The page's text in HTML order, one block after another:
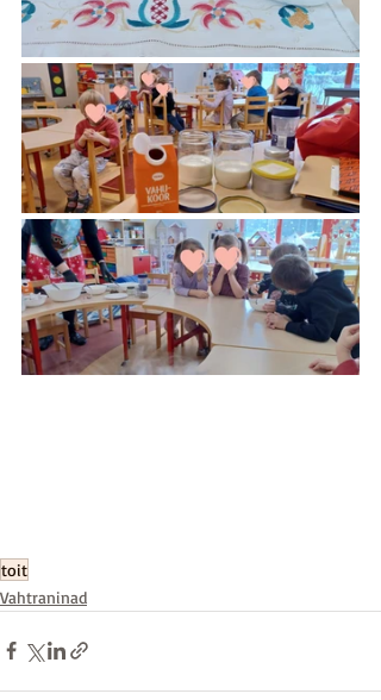
toit
Vahtraninad